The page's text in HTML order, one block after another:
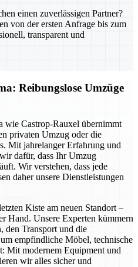
einen zuverlässigen Partner?
von der ersten Anfrage bis zum
transparent und
Reibungslose Umzüge
wie Castrop-Rauxel übernimmt
privaten Umzug oder die
Mit jahrelanger Erfahrung und
dafür, dass Ihr Umzug
Wir verstehen, dass jede
daher unsere Dienstleistungen
Kiste am neuen Standort –
Hand. Unsere Experten kümmern
den Transport und die
empfindliche Möbel, technische
Mit modernem Equipment und
wir alles sicher und